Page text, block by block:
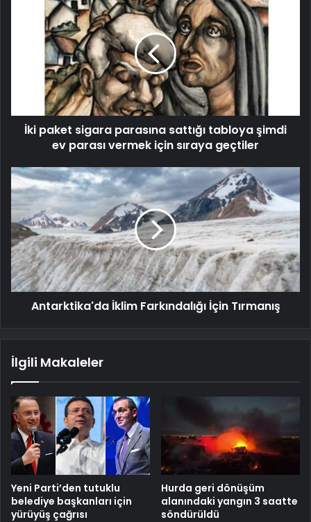
İki paket sigara parasına sattığı tabloya şimdi
ev parası vermek için sıraya geçtiler
Antarktika'da İklim Farkındalığı İçin Tırmanış
İlgili Makaleler
Yeni Parti’den tutuklu
belediye başkanları için
yürüyüş çağrısı
Hurda geri dönüşüm
alanındaki yangın 3 saatte
söndürüldü